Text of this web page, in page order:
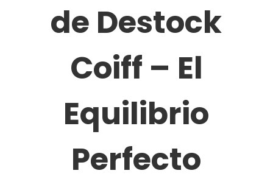
de Destock
Coiff – El
Equilibrio
Perfecto